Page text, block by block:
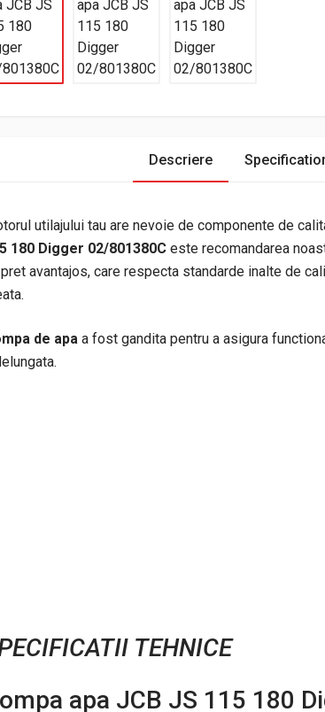
Descriere
utilajului tau are nevoie de componente de
180 Digger 02/801380C este recomandarea
avantajos, care respecta standarde inalte de
de apa a fost gandita pentru a asigura
TEHNICE
apa JCB JS 115 180